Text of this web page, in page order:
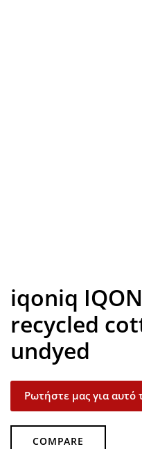
iqoniq
recycled
undyed
Ρωτήστε μας για αυτό
COMPARE